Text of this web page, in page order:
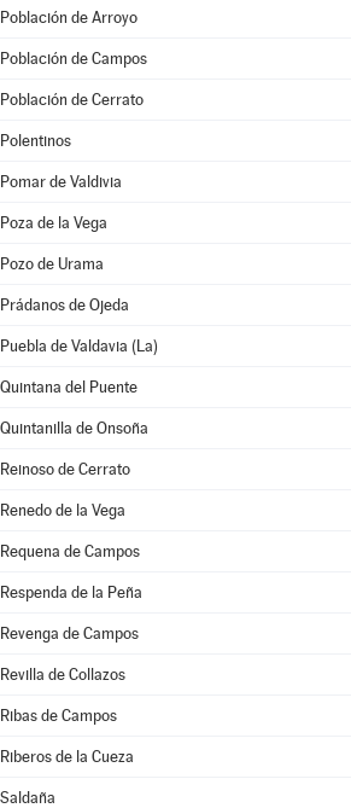
Población de Arroyo
Población de Campos
Población de Cerrato
Polentinos
Pomar de Valdivia
Poza de la Vega
Pozo de Urama
Prádanos de Ojeda
Puebla de Valdavia (La)
Quintana del Puente
Quintanilla de Onsoña
Reinoso de Cerrato
Renedo de la Vega
Requena de Campos
Respenda de la Peña
Revenga de Campos
Revilla de Collazos
Ribas de Campos
Riberos de la Cueza
Saldaña